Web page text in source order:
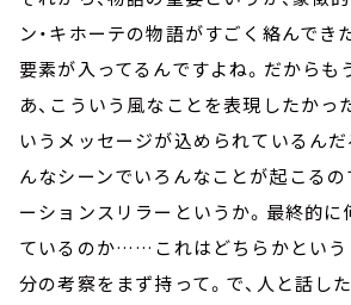
ン・キホーテの物語がすごく絡んでき
要素が入ってるんですよね。だからも
あ、こういう風なことを表現したかっ
いうメッセージが込められているんだ
んなシーンでいろんなことが起こるの
ーションスリラーというか。最終的
ているのか……これはどちらかという
分の考察をまず持って。で、人と話し